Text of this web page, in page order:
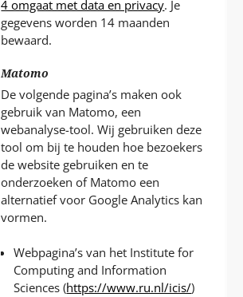
4 omgaat met data en privacy. Je
gegevens worden 14 maanden
bewaard.
Matomo
De volgende pagina’s maken ook
gebruik van Matomo, een
webanalyse-tool. Wij gebruiken deze
tool om bij te houden hoe bezoekers
de website gebruiken en te
onderzoeken of Matomo een
alternatief voor Google Analytics kan
vormen.
Webpagina’s van het Institute for
Computing and Information
Sciences (https://www.ru.nl/icis/)